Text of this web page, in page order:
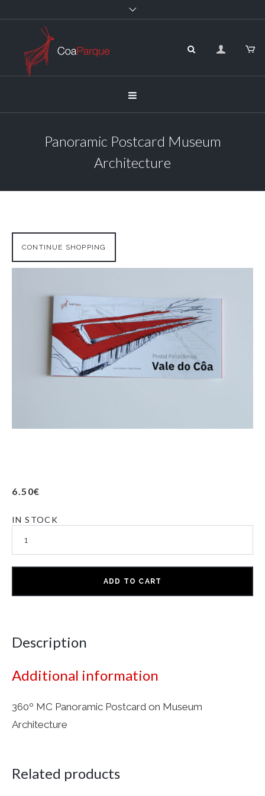
Panoramic Postcard Museum
Architecture
CONTINUE SHOPPING
6.50€
IN STOCK
ADD TO CART
Description
Additional information
360º MC Panoramic Postcard on Museum
Architecture
Related products